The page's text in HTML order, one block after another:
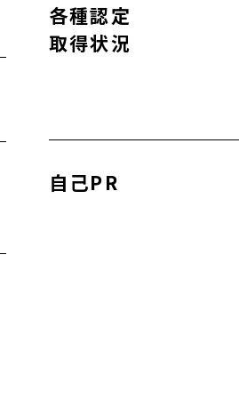
各種認定
取得状況
自己PR